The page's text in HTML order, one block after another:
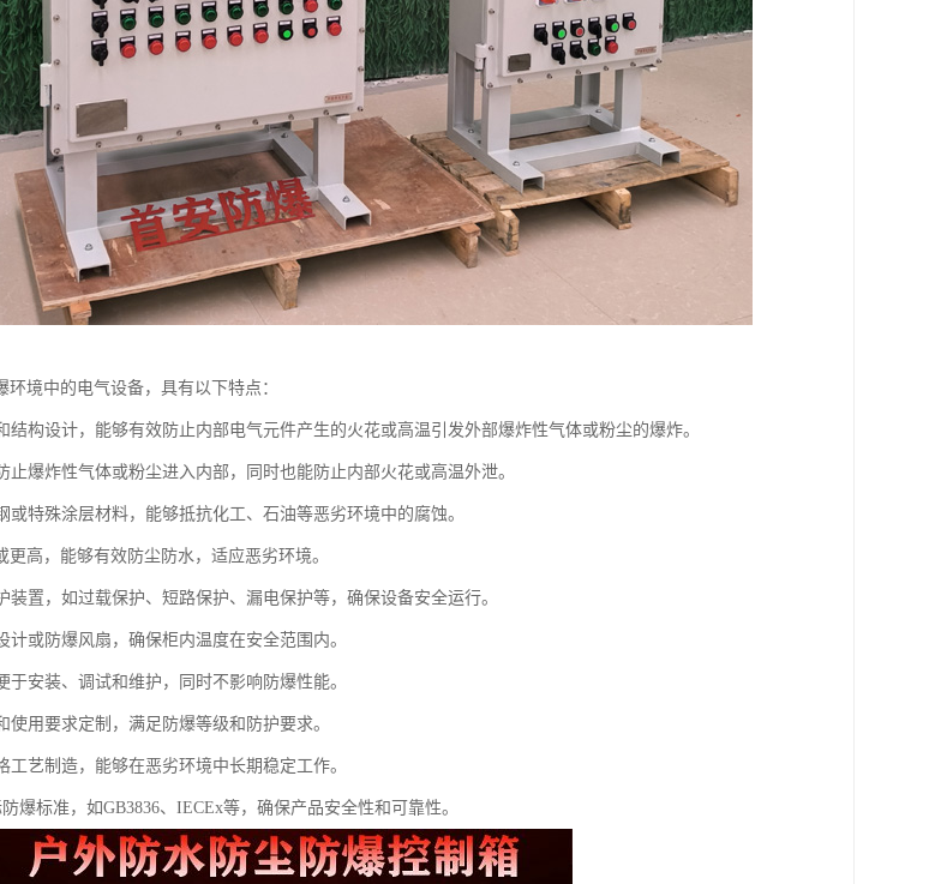
境中的电气设备，具有以下特点：
结构设计，能够有效防止内部电气元件产生的火花或高温引发外部爆炸性气体或粉尘的爆炸。
止爆炸性气体或粉尘进入内部，同时也能防止内部火花或高温外泄。
特殊涂层材料，能够抵抗化工、石油等恶劣环境中的腐蚀。
高，能够有效防尘防水，适应恶劣环境。
装置，如过载保护、短路保护、漏电保护等，确保设备安全运行。
或防爆风扇，确保柜内温度在安全范围内。
安装、调试和维护，同时不影响防爆性能。
用要求定制，满足防爆等级和防护要求。
艺制造，能够在恶劣环境中长期稳定工作。
爆标准，如GB3836、IECEx等，确保产品安全性和可靠性。